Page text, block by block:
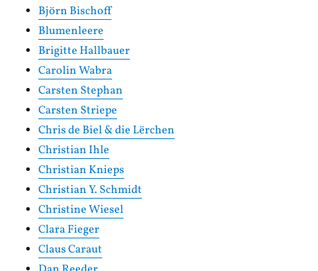
Björn Bischoff
Blumenleere
Brigitte Hallbauer
Carolin Wabra
Carsten Stephan
Carsten Striepe
Chris de Biel & die Lërchen
Christian Ihle
Christian Knieps
Christian Y. Schmidt
Christine Wiesel
Clara Fieger
Claus Caraut